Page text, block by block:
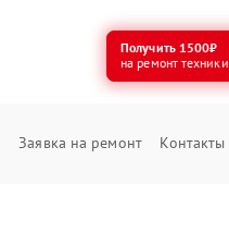
Получить 1500₽
на ремонт техники
Заявка на ремонт Контакты